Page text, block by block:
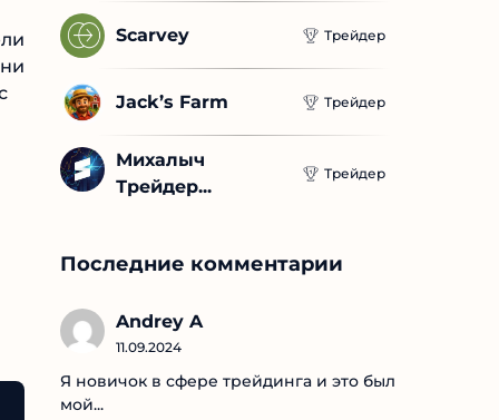
Scarvey Трейдер
Jack’s Farm Трейдер
Михалыч
Трейдер...
Трейдер
Последние комментарии
Andrey A
11.09.2024
Я новичок в сфере трейдинга и это был
мой...